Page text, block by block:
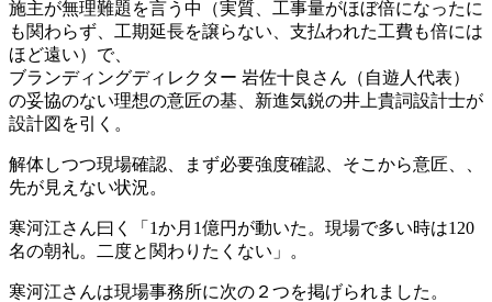
施主が無理難題を言う中（実質、工事量がほぼ倍になったに
も関わらず、工期延長を譲らない、支払われた工費も倍には
ほど遠い）で、
ブランディングディレクター 岩佐十良さん（自遊人代表）
の妥協のない理想の意匠の基、新進気鋭の井上貴詞設計士が
設計図を引く。
解体しつつ現場確認、まず必要強度確認、そこから意匠、、
先が見えない状況。
寒河江さん曰く「1か月1億円が動いた。現場で多い時は120
名の朝礼。二度と関わりたくない」。
寒河江さんは現場事務所に次の２つを掲げられました。